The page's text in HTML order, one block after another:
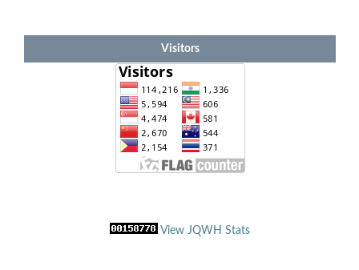
Visitors
View JQWH Stats